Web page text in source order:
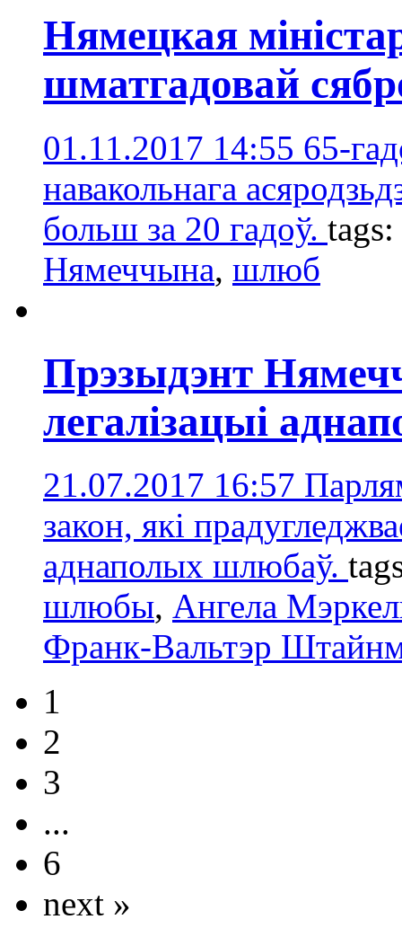
Нямецкая
шматгадовай
01.11.2017 14:55 65-
навакольнага
больш за 20 гадоў. tags:
Нямеччына, шлюб
Прэзыдэнт
легалізацыі
21.07.2017 16:57
закон, які
аднаполых шлюбаў.
шлюбы, Ангелa
Франк-Вальтэр
1
2
3
...
6
next »